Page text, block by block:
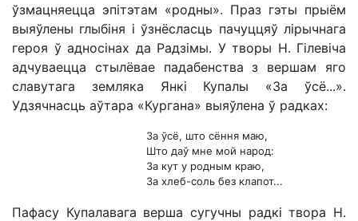
ўзмацняецца эпітэтам «родны». Праз гэты прыём
выяўлены глыбіня і ўзнёсласць пачуццяў лірычнага
героя ў адносінах да Радзімы. У творы Н. Гілевіча
адчуваецца стылёвае падабенства з вершам яго
славутага земляка Янкі Купалы «За ўсё...».
Удзячнасць аўтара «Кургана» выяўлена ў радках:
За ўсё, што сёння маю,
Што даў мне мой народ:
За кут у родным краю,
За хлеб-соль без клапот...
Пафасу Купалавага верша сугучны радкі твора Н.